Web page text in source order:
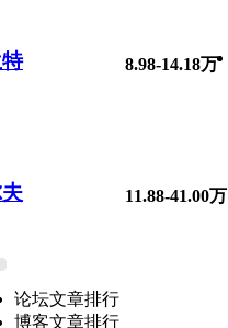
8.98-14.18万
11.88-41.00万
论坛文章排行
博客文章排行